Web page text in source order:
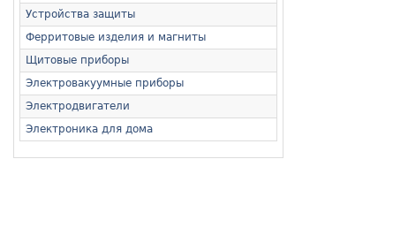
Устройства защиты
Ферритовые изделия и магниты
Щитовые приборы
Электровакуумные приборы
Электродвигатели
Электроника для дома